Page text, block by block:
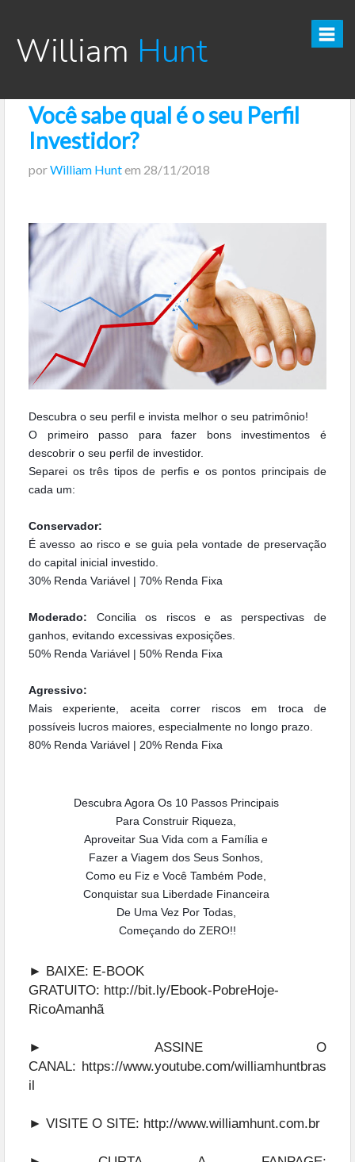
William Hunt
CURSO TESOURO DIRETO PRO
INFOGRÁFICOS
POSTS
PODCAST
Você sabe qual é o seu Perfil
Investidor?
porWilliam Huntem 28/11/2018
Descubra o seu perfil e invista melhor o seu patrimônio!
O primeiro passo para fazer bons investimentos é
descobrir o seu perfil de investidor.
Separei os três tipos de perfis e os pontos principais de
cada um:
Conservador:
É avesso ao risco e se guia pela vontade de preservação
do capital inicial investido.
30% Renda Variável | 70% Renda Fixa
Moderado: Concilia os riscos e as perspectivas de
ganhos, evitando excessivas exposições.
50% Renda Variável | 50% Renda Fixa
Agressivo:
Mais experiente, aceita correr riscos em troca de
possíveis lucros maiores, especialmente no longo prazo.
80% Renda Variável | 20% Renda Fixa
Descubra Agora Os 10 Passos Principais
Para Construir Riqueza,
Aproveitar Sua Vida com a Família e
Fazer a Viagem dos Seus Sonhos,
Como eu Fiz e Você Também Pode,
Conquistar sua Liberdade Financeira
De Uma Vez Por Todas,
Começando do ZERO!!
► BAIXE: E-BOOK
GRATUITO: http://bit.ly/Ebook-PobreHoje-
RicoAmanhã
► ASSINE O
CANAL: https://www.youtube.com/williamhuntbras
il
► VISITE O SITE: http://www.williamhunt.com.br